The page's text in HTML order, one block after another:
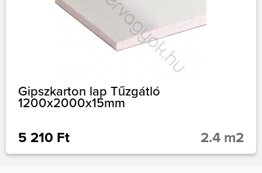
Gipszkarton lap Tűzgátló
1200x2000x15mm
5 210 Ft 2.4 m2